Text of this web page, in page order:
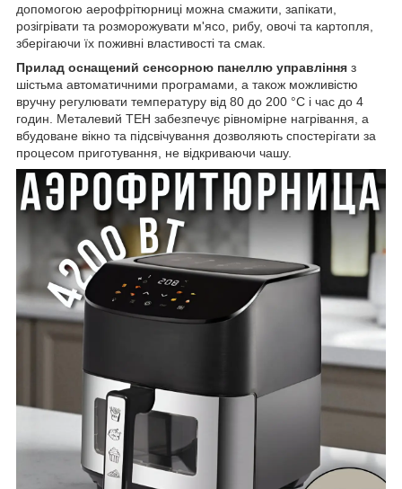
допомогою аерофрітюрниці можна смажити, запікати,
розігрівати та розморожувати м'ясо, рибу, овочі та картопля,
зберігаючи їх поживні властивості та смак.
Прилад оснащений сенсорною панеллю управління з
шістьма автоматичними програмами, а також можливістю
вручну регулювати температуру від 80 до 200 °C і час до 4
годин. Металевий ТЕН забезпечує рівномірне нагрівання, а
вбудоване вікно та підсвічування дозволяють спостерігати за
процесом приготування, не відкриваючи чашу.